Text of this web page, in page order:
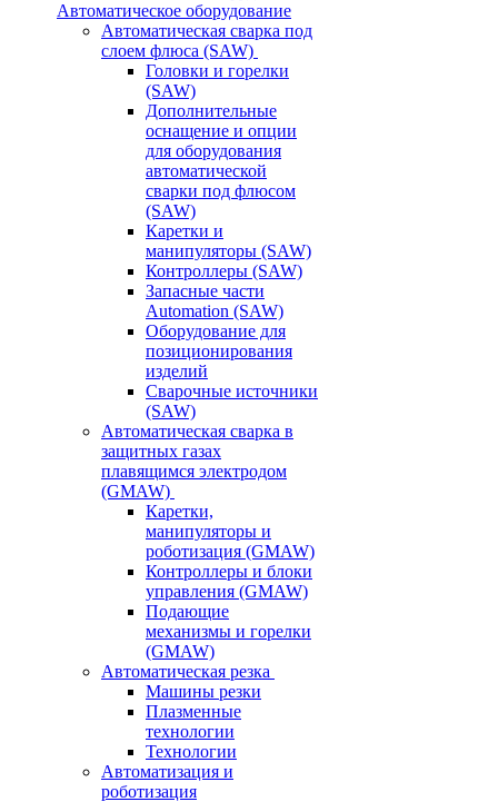
Автоматическое оборудование
Автоматическая сварка под
слоем флюса (SAW)
Головки и горелки
(SAW)
Дополнительные
оснащение и опции
для оборудования
автоматической
сварки под флюсом
(SAW)
Каретки и
манипуляторы (SAW)
Контроллеры (SAW)
Запасные части
Automation (SAW)
Оборудование для
позиционирования
изделий
Сварочные источники
(SAW)
Автоматическая сварка в
защитных газах
плавящимся электродом
(GMAW)
Каретки,
манипуляторы и
роботизация (GMAW)
Контроллеры и блоки
управления (GMAW)
Подающие
механизмы и горелки
(GMAW)
Автоматическая резка
Машины резки
Плазменные
технологии
Технологии
Автоматизация и
роботизация